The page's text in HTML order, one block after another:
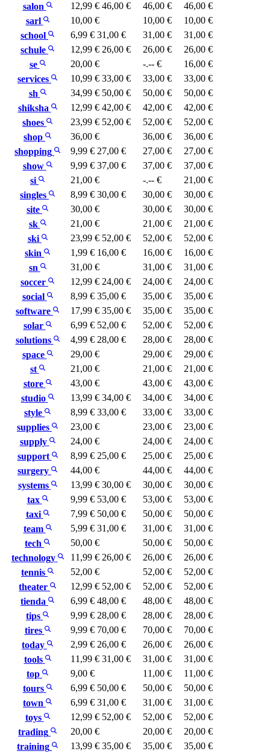
salon 12,99 € 46,00 € 46,00 €
46,00 €
sarl
10,00 € 10,00 €
10,00 €
school
6,99 € 31,00 € 31,00 €
31,00 €
schule
12,99 € 26,00 € 26,00 €
26,00 €
se
20,00 € -.-- €
16,00 €
services
10,99 € 33,00 € 33,00 €
33,00 €
sh
34,99 € 50,00 € 50,00 €
50,00 €
shiksha
12,99 € 42,00 € 42,00 €
42,00 €
shoes
23,99 € 52,00 € 52,00 €
52,00 €
shop
36,00 € 36,00 €
36,00 €
shopping
9,99 € 27,00 € 27,00 €
27,00 €
show
9,99 € 37,00 € 37,00 €
37,00 €
si
21,00 € -.-- €
21,00 €
singles
8,99 € 30,00 € 30,00 €
30,00 €
site
30,00 € 30,00 €
30,00 €
sk
21,00 € 21,00 €
21,00 €
ski
23,99 € 52,00 € 52,00 €
52,00 €
skin
1,99 € 16,00 € 16,00 €
16,00 €
sn
31,00 € 31,00 €
31,00 €
soccer
12,99 € 24,00 € 24,00 €
24,00 €
social
8,99 € 35,00 € 35,00 €
35,00 €
software
17,99 € 35,00 € 35,00 €
35,00 €
solar
6,99 € 52,00 € 52,00 €
52,00 €
solutions
4,99 € 28,00 € 28,00 €
28,00 €
space
29,00 € 29,00 €
29,00 €
st
21,00 € 21,00 €
21,00 €
store
43,00 € 43,00 €
43,00 €
studio
13,99 € 34,00 € 34,00 €
34,00 €
style
8,99 € 33,00 € 33,00 €
33,00 €
supplies
23,00 € 23,00 €
23,00 €
supply
24,00 € 24,00 €
24,00 €
support
8,99 € 25,00 € 25,00 €
25,00 €
surgery
44,00 € 44,00 €
44,00 €
systems
13,99 € 30,00 € 30,00 €
30,00 €
tax
9,99 € 53,00 € 53,00 €
53,00 €
taxi
7,99 € 50,00 € 50,00 €
50,00 €
team
5,99 € 31,00 € 31,00 €
31,00 €
tech
50,00 € 50,00 €
50,00 €
technology
11,99 € 26,00 € 26,00 €
26,00 €
tennis
52,00 € 52,00 €
52,00 €
theater
12,99 € 52,00 € 52,00 €
52,00 €
tienda
6,99 € 48,00 € 48,00 €
48,00 €
tips
9,99 € 28,00 € 28,00 €
28,00 €
tires
9,99 € 70,00 € 70,00 €
70,00 €
today
2,99 € 26,00 € 26,00 €
26,00 €
tools
11,99 € 31,00 € 31,00 €
31,00 €
top
9,00 € 11,00 €
11,00 €
tours
6,99 € 50,00 € 50,00 €
50,00 €
town
6,99 € 31,00 € 31,00 €
31,00 €
toys
12,99 € 52,00 € 52,00 €
52,00 €
trading
20,00 € 20,00 €
20,00 €
training
13,99 € 35,00 € 35,00 €
35,00 €